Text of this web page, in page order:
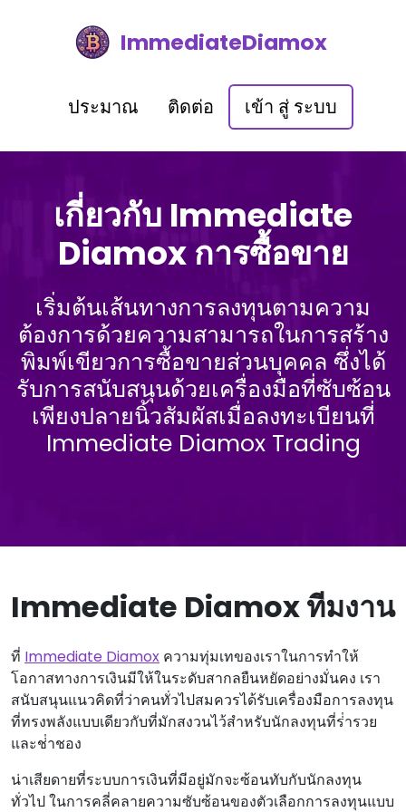
ImmediateDiamox
ประมาณ ติดต่อ เข้า สู่ ระบบ
เกี่ยวกับ Immediate
Diamox การซื้อขาย
เริ่มต้นเส้นทางการลงทุนตามความ
ต้องการด้วยความสามารถในการสร้าง
พิมพ์เขียวการซื้อขายส่วนบุคคล ซึ่งได้
รับการสนับสนุนด้วยเครื่องมือที่ซับซ้อน
เพียงปลายนิ้วสัมผัสเมื่อลงทะเบียนที่
Immediate Diamox Trading
Immediate Diamox ทีมงาน
ที่ Immediate Diamox ความทุ่มเทของเราในการทําให้
โอกาสทางการเงินมีให้ในระดับสากลยืนหยัดอย่างมั่นคง เรา
สนับสนุนแนวคิดที่ว่าคนทั่วไปสมควรได้รับเครื่องมือการลงทุน
ที่ทรงพลังแบบเดียวกับที่มักสงวนไว้สําหรับนักลงทุนที่ร่ํารวย
และช่ําชอง
น่าเสียดายที่ระบบการเงินที่มีอยู่มักจะซ้อนทับกับนักลงทุน
ทั่วไป ในการคลี่คลายความซับซ้อนของตัวเลือกการลงทุนแบบ